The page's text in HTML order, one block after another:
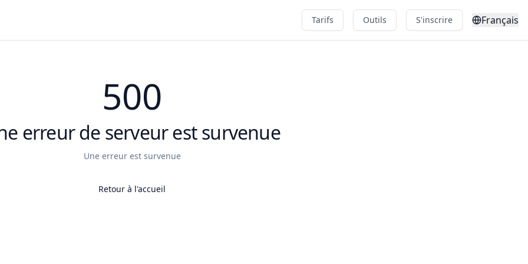
Tarifs Outils S'inscrire Français
500
erreur de serveur est survenue
Une erreur est survenue
Retour à l'accueil